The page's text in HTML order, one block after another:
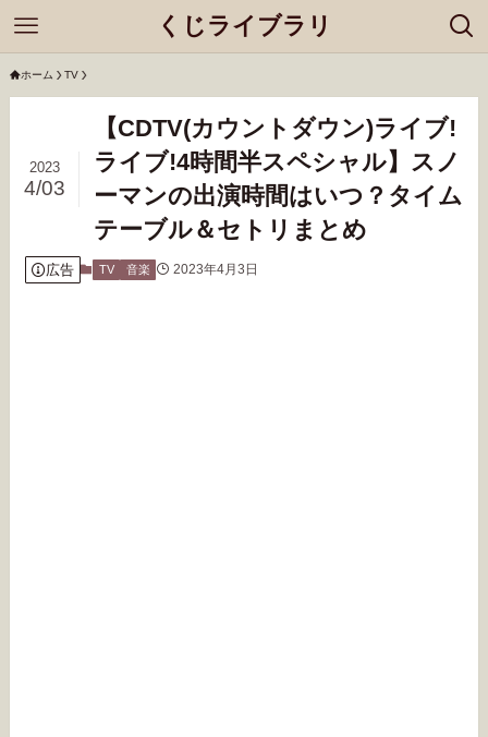
くじライブラリ
ホーム TV
【CDTV(カウントダウン)ライブ!
ライブ!4時間半スペシャル】スノ
ーマンの出演時間はいつ？タイム
テーブル＆セトリまとめ
2023
4/03
広告 TV 音楽 2023年4月3日